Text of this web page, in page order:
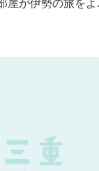
また、広大な敷
を有する流水プー